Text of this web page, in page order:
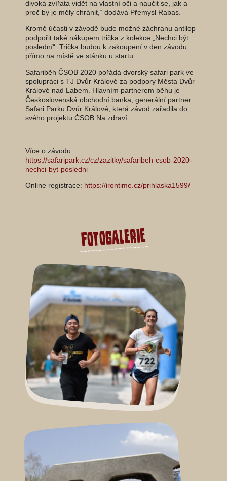
divoká zvířata vidět na vlastní oči a naučit se, jak a
proč by je měly chránit,“ dodává Přemysl Rabas.
Kromě účasti v závodě bude možné záchranu antilop
podpořit také nákupem trička z kolekce „Nechci být
poslední“. Trička budou k zakoupení v den závodu
přímo na místě ve stánku u startu.
Safariběh ČSOB 2020 pořádá dvorský safari park ve
spolupráci s TJ Dvůr Králové za podpory Města Dvůr
Králové nad Labem. Hlavním partnerem běhu je
Československá obchodní banka, generální partner
Safari Parku Dvůr Králové, která závod zařadila do
svého projektu ČSOB Na zdraví.
Více o závodu:
https://safaripark.cz/cz/zazitky/safaribeh-csob-2020-
nechci-byt-posledni
Online registrace: https://irontime.cz/prihlaska1599/
Fotogalerie